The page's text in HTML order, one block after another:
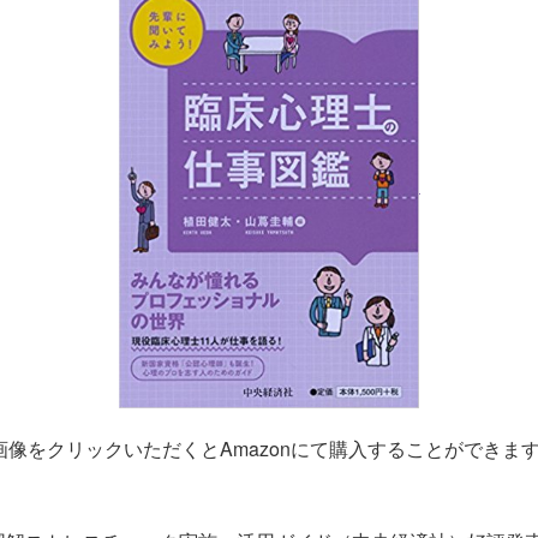
像をクリックいただくとAmazonにて購入することができま